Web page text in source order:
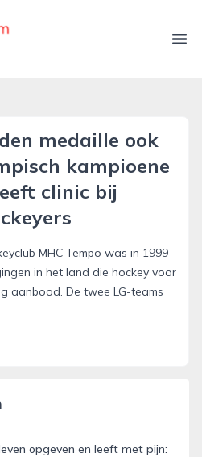
medaille ook
kampioene
clinic bij
MHC Tempo was in 1999
in het land die hockey voor
aanbood. De twee LG-teams
opgeven en leeft met pijn: